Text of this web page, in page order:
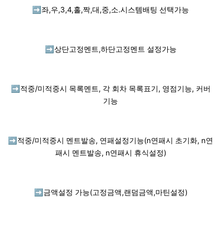
➡️ 좌,우,3,4,홀,짝,대,중,소.시스템배팅 선택가능
➡️ 상단고정멘트,하단고정멘트 설정가능
➡️ 적중/미적중시 목록멘트, 각 회차 목록표기, 영점기능, 커버
기능
➡️ 적중/미적중시 멘트발송, 연패설정기능(n연패시 초기화, n연
패시 멘트발송, n연패시 휴식설정)
➡️ 금액설정 가능(고정금액,랜덤금액,마틴설정)